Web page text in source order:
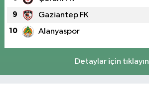
9 Gaziantep FK
10 Alanyaspor
Detaylar için tıklayın